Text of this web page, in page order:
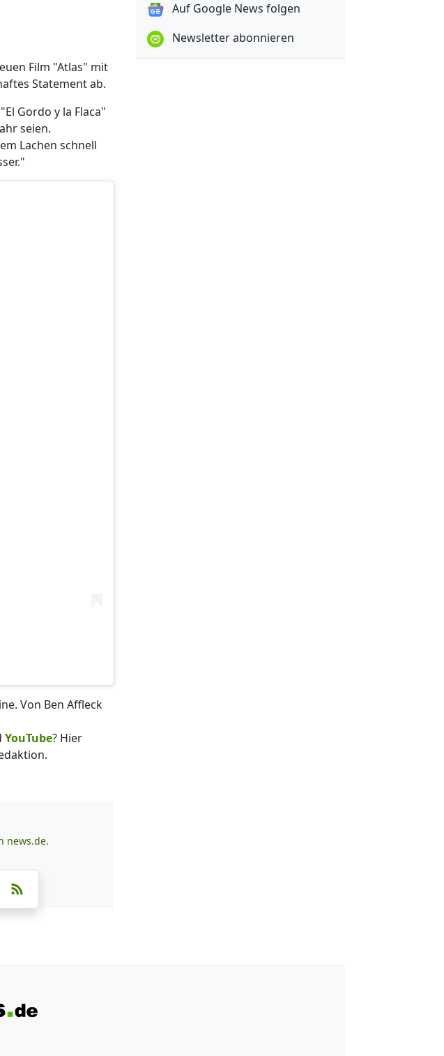
Film "Atlas" mit
Statement ab.
Gordo y la Flaca"
seien.
Lachen schnell
Von Ben Affleck
YouTube? Hier
news.de.
auf Telegramabonnieren
Auf Google News folgen
Newsletter abonnieren